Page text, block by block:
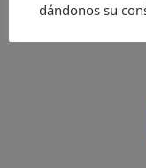
dándonos su